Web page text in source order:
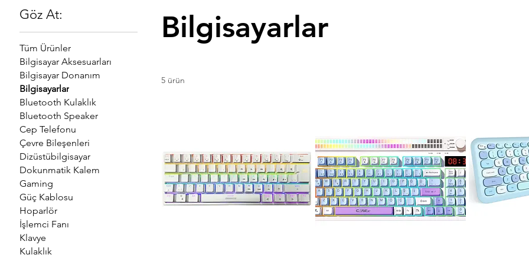
Göz At:
Tüm Ürünler
Bilgisayar Aksesuarları
Bilgisayar Donanım
Bilgisayarlar
Bluetooth Kulaklık
Bluetooth Speaker
Cep Telefonu
Çevre Bileşenleri
Dizüstübilgisayar
Dokunmatik Kalem
Gaming
Güç Kablosu
Hoparlör
İşlemci Fanı
Klavye
Kulaklık
Bilgisayarlar
5 ürün